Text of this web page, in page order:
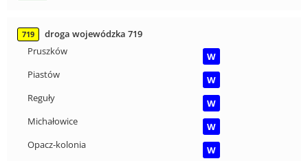
719
droga wojewódzka 719
Pruszków
W
Piastów
W
Reguły
W
Michałowice
W
Opacz-kolonia
W